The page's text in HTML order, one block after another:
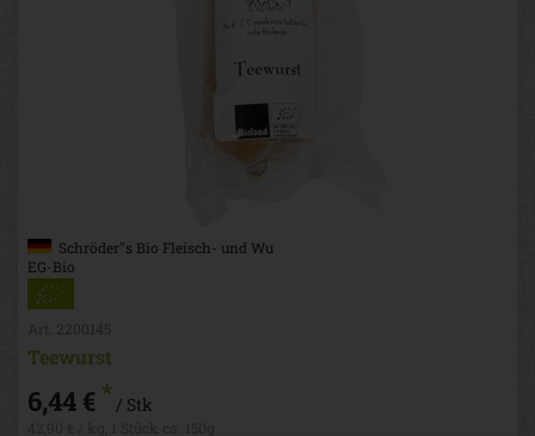
Schröder''s Bio Fleisch- und Wu
EG-Bio
Teewurst
6,44 € * / Stk